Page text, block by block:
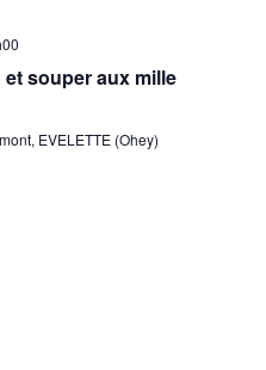
souper aux mille
EVELETTE (Ohey)